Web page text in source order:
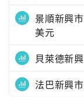
景順新興
美元
貝萊德新
法巴新興